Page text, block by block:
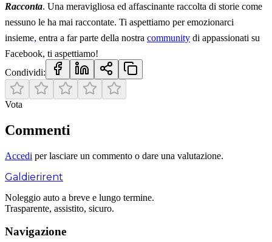
Racconta. Una meravigliosa ed affascinante raccolta di storie come
nessuno le ha mai raccontate. Ti aspettiamo per emozionarci
insieme, entra a far parte della nostra community di appassionati su
Facebook, ti aspettiamo!
Condividi:
Vota
Commenti
Accedi per lasciare un commento o dare una valutazione.
Galdierirent
Noleggio auto a breve e lungo termine.
Trasparente, assistito, sicuro.
Navigazione